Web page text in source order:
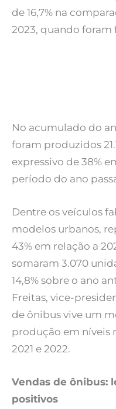
de 16,7% na
2023, quando foram
No acumulado do
foram produzidos
expressivo de 38%
período do ano
Dentre os veículos
modelos urbanos,
43% em relação a
somaram 3.070
14,8% sobre o ano
Freitas, vice-
de ônibus vive um
produção em níveis
2021 e 2022.
Vendas de ônibus:
positivos